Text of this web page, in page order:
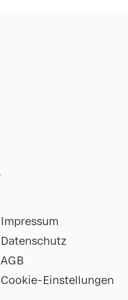
Impressum
Datenschutz
AGB
Cookie-Einstellungen